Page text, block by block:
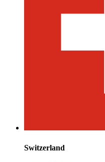
Switzerland